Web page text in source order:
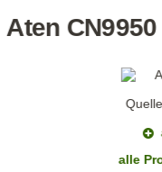
Aten CN9950
alle